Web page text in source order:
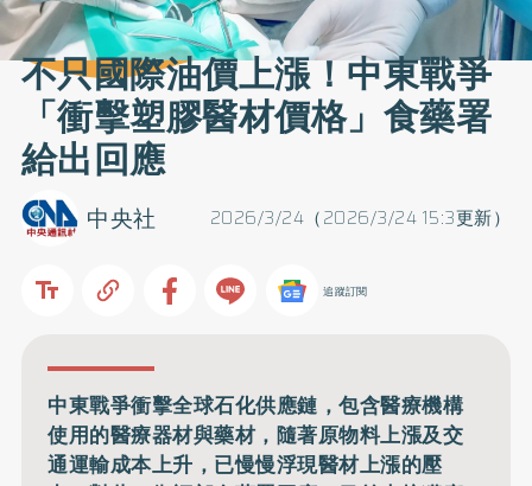
不只國際油價上漲！中東戰爭
「衝擊塑膠醫材價格」食藥署
給出回應
2026/3/24（2026/3/24 15:3更新）
中央社
追蹤訂閱
中東戰爭衝擊全球石化供應鏈，包含醫療機構
使用的醫療器材與藥材，隨著原物料上漲及交
通運輸成本上升，已慢慢浮現醫材上漲的壓